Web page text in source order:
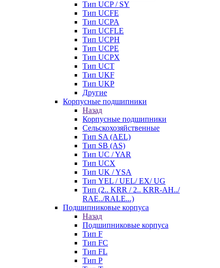
Тип UCP / SY
Тип UCFE
Тип UCPA
Тип UCFLE
Тип UCPH
Тип UCPE
Тип UCPX
Тип UCT
Тип UKF
Тип UKP
Другие
Корпусные подшипники
Назад
Корпусные подшипники
Сельскохозяйственные
Тип SA (AEL)
Тип SB (AS)
Тип UC / YAR
Тип UCX
Тип UK / YSA
Тип YEL / UEL/ EX/ UG
Тип (2.. KRR / 2.. KRR-AH../
RAE../RALE...)
Подшипниковые корпуса
Назад
Подшипниковые корпуса
Тип F
Тип FC
Тип FL
Тип P